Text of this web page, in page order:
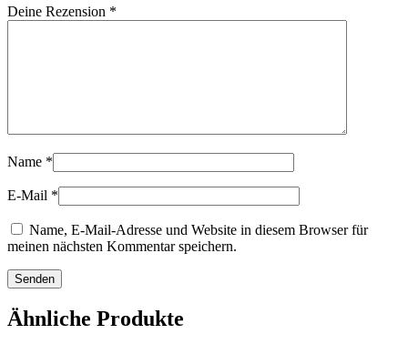
Deine Rezension *
Name *
E-Mail *
Name, E-Mail-Adresse und Website in diesem Browser für
meinen nächsten Kommentar speichern.
Ähnliche Produkte